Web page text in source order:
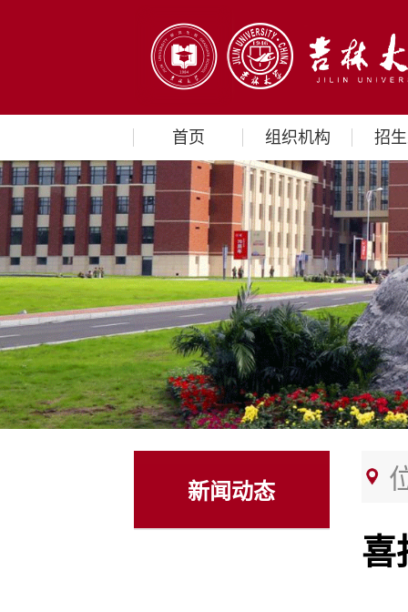
首页 组织机构 招
新闻动态
喜